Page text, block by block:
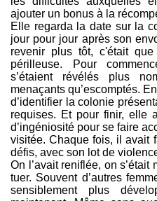
ajouter un bonus à la
Elle regarda la date sur la
jour pour jour après son
revenir plus tôt, c'était
périlleuse. Pour
s’étaient révélés plus
menaçants qu’escomptés.
d’identifier la colonie
requises. Et pour finir, elle
d’ingéniosité pour se faire
visitée. Chaque fois, il avait
défis, avec son lot de
On l’avait reniflée, on
tuer. Souvent d’autres
sensiblement plus